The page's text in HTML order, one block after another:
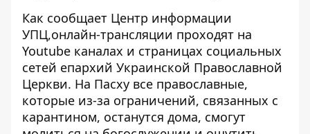
Как сообщает Центр информации
УПЦ,онлайн-трансляции проходят на
Youtube каналах и страницах социальных
сетей епархий Украинской Православной
Церкви. На Пасху все православные,
которые из-за ограничений, связанных с
карантином, останутся дома, смогут